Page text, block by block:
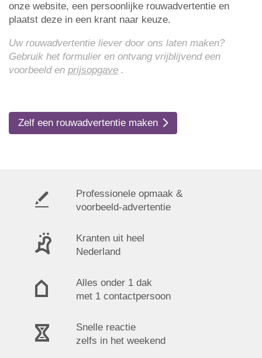
onze website, een persoonlijke rouwadvertentie en
plaatst deze in een krant naar keuze.
Uw rouwadvertentie liever door ons laten maken?
Gebruik het formulier en ontvang vrijblijvend een
voorbeeld en prijsopgave .
Zelf een rouwadvertentie maken
Professionele opmaak &
voorbeeld-advertentie
Kranten uit heel
Nederland
Alles onder 1 dak
met 1 contactpersoon
Snelle reactie
zelfs in het weekend